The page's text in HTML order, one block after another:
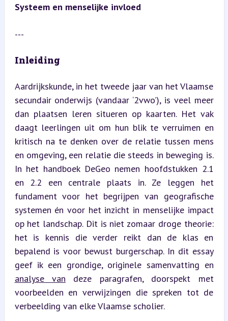
Systeem en menselijke invloed
---
Inleiding
Aardrijkskunde, in het tweede jaar van het Vlaamse
secundair onderwijs (vandaar ‘2vwo’), is veel meer
dan plaatsen leren situeren op kaarten. Het vak
daagt leerlingen uit om hun blik te verruimen en
kritisch na te denken over de relatie tussen mens
en omgeving, een relatie die steeds in beweging is.
In het handboek DeGeo nemen hoofdstukken 2.1
en 2.2 een centrale plaats in. Ze leggen het
fundament voor het begrijpen van geografische
systemen én voor het inzicht in menselijke impact
op het landschap. Dit is niet zomaar droge theorie:
het is kennis die verder reikt dan de klas en
bepalend is voor bewust burgerschap. In dit essay
analyse van deze paragrafen, doorspekt met
voorbeelden en verwijzingen die spreken tot de
verbeelding van elke Vlaamse scholier.